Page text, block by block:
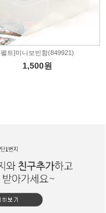
펠트]미니보빈함(849921)
1,500원